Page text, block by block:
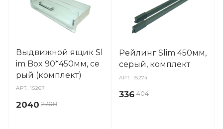
Выдвижной ящик Sl
im Box 90*450мм, се
рый (комплект)
АРТ.15267
2040 2708
Рейлинг Slim 450мм,
серый, комплект
АРТ.15274
336 404